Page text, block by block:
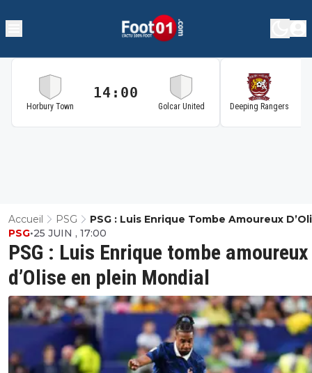
Horbury Town
14:00
Golcar United Deeping Rangers
Accueil PSG
PSG : Luis Enrique Tombe Amoureux
Plein Mondial
PSG : Luis Enrique tombe amoureux
d’Olise en plein Mondial
PSG•25 JUIN , 17:00